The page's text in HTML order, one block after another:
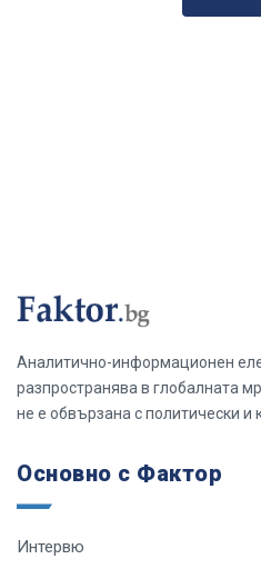
Аналитично-информационен
разпространява в глобалната
не е обвързана с политически и
Основно с Фактор
Интервю